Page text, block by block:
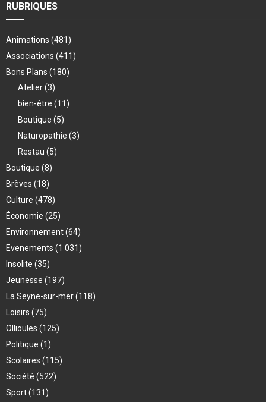
RUBRIQUES
Animations (481)
Associations (411)
Bons Plans (180)
Atelier(3)
bien-être (11)
Boutique (5)
Naturopathie (3)
Restau (5)
Boutique (8)
Brèves (18)
Culture (478)
Économie (25)
Environnement(64)
Evenements (1 031)
Insolite (35)
Jeunesse (197)
La Seyne-sur-mer(118)
Loisirs (75)
Ollioules (125)
Politique (1)
Scolaires (115)
Société (522)
Sport(131)